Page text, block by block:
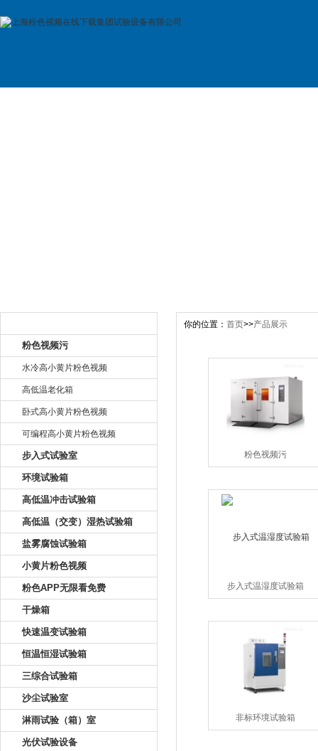
粉色视频污
水冷高小黄片粉色视频
高低温老化箱
卧式高小黄片粉色视频
可编程高小黄片粉色视频
步入式试验室
环境试验箱
高低温冲击试验箱
高低温（交变）湿热试验箱
盐雾腐蚀试验箱
小黄片粉色视频
粉色APP无限看免费
干燥箱
快速温变试验箱
恒温恒湿试验箱
三综合试验箱
沙尘试验室
淋雨试验（箱）室
光伏试验设备
你的位置： 首页>>产品展示
粉色视频污
步入式温湿度试验箱
非标环境试验箱